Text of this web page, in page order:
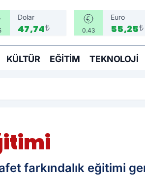
Dolar
47,74₺ 0.43
Euro
55,25₺
KÜLTÜR EĞITIM TEKNOLOJI
farkındalık eğitimi